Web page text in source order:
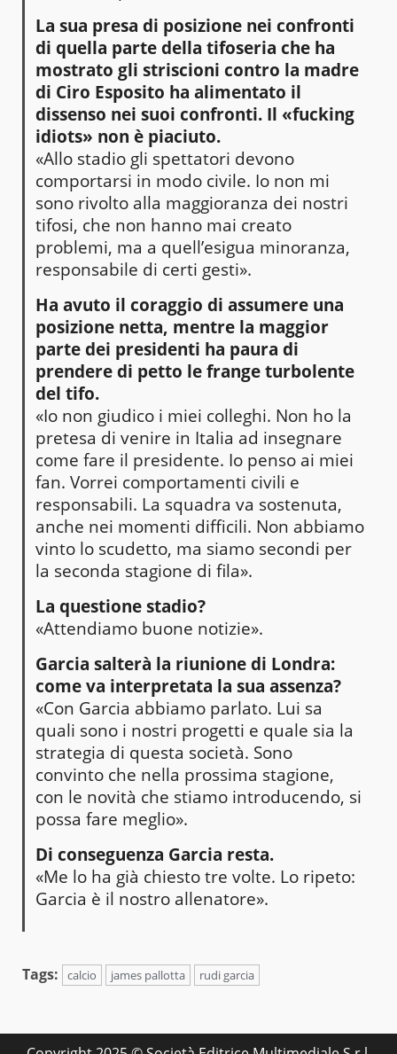
La sua presa di posizione nei confronti
di quella parte della tifoseria che ha
mostrato gli striscioni contro la madre
di Ciro Esposito ha alimentato il
dissenso nei suoi confronti. Il «fucking
idiots» non è piaciuto.
«Allo stadio gli spettatori devono
comportarsi in modo civile. Io non mi
sono rivolto alla maggioranza dei nostri
tifosi, che non hanno mai creato
problemi, ma a quell’esigua minoranza,
responsabile di certi gesti».
Ha avuto il coraggio di assumere una
posizione netta, mentre la maggior
parte dei presidenti ha paura di
prendere di petto le frange turbolente
del tifo.
«Io non giudico i miei colleghi. Non ho la
pretesa di venire in Italia ad insegnare
come fare il presidente. Io penso ai miei
fan. Vorrei comportamenti civili e
responsabili. La squadra va sostenuta,
anche nei momenti difficili. Non abbiamo
vinto lo scudetto, ma siamo secondi per
la seconda stagione di fila».
La questione stadio?
«Attendiamo buone notizie».
Garcia salterà la riunione di Londra:
come va interpretata la sua assenza?
«Con Garcia abbiamo parlato. Lui sa
quali sono i nostri progetti e quale sia la
strategia di questa società. Sono
convinto che nella prossima stagione,
con le novità che stiamo introducendo, si
possa fare meglio».
Di conseguenza Garcia resta.
«Me lo ha già chiesto tre volte. Lo ripeto:
Garcia è il nostro allenatore».
Tags: calcio james pallotta rudi garcia